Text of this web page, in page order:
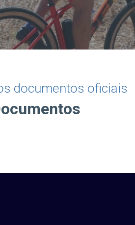
documentos oficiais